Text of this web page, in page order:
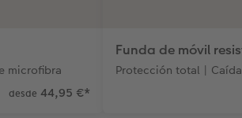
microfibra
desde 44,95 €*
Funda de móvil
Protección total |